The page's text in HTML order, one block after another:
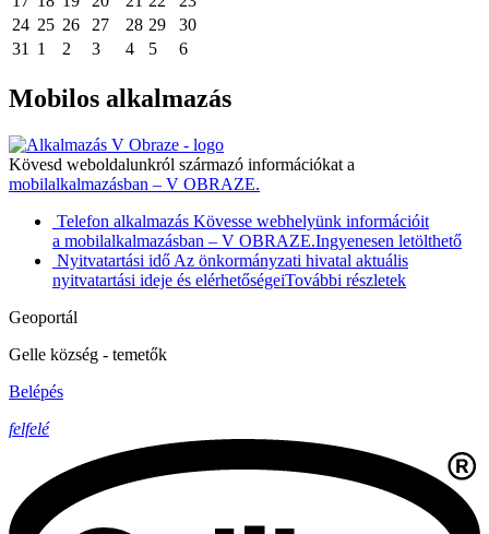
24 25 26 27 28 29
30
31
1 2 3 4 5 6
Mobilos alkalmazás
Kövesd weboldalunkról származó információkat a
mobilalkalmazásban – V OBRAZE.
Telefon alkalmazás Kövesse webhelyünk információit
a mobilalkalmazásban – V OBRAZE.Ingyenesen letölthető
Nyitvatartási idő Az önkormányzati hivatal aktuális
nyitvatartási ideje és elérhetőségeiTovábbi részletek
Geoportál
Gelle község - temetők
Belépés
felfelé